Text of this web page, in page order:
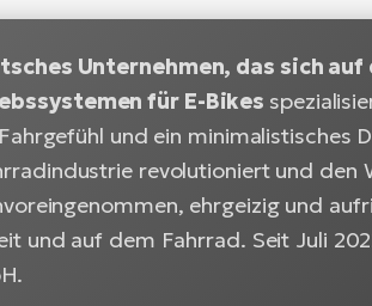
Unternehmen, das sich
für E-Bikes
und ein minimalistisches
revolutioniert und den
ehrgeizig und
und auf dem Fahrrad. Seit Juli